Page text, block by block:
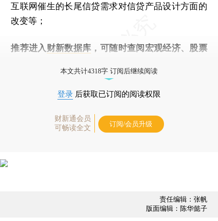
互联网催生的长尾信贷需求对信贷产品设计方面的
改变等；
推荐进入 财新数据库 ，可随时查阅宏观经济、股票
本文共计4318字 订阅后继续阅读
登录 后获取已订阅的阅读权限
财新通会员
可畅读全文
订阅/会员升级
责任编辑：张帆
版面编辑：陈华懿子